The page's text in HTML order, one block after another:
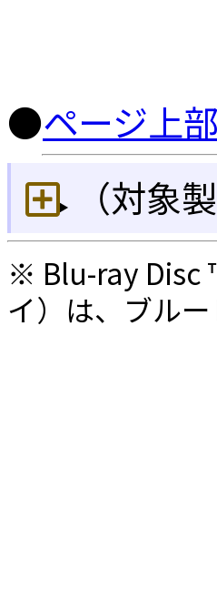
●ページ上
（対象
※ Blu-ray Disc
イ）は、ブル